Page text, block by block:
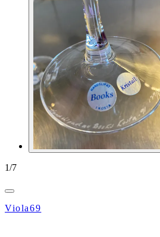
1/7
Viola69